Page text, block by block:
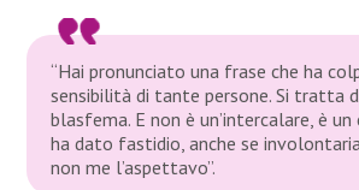
“Hai pronunciato una frase che ha
sensibilità di tante persone. Si tratta di
blasfema. E non è un’intercalare, è
ha dato fastidio, anche se
non me l’aspettavo”.